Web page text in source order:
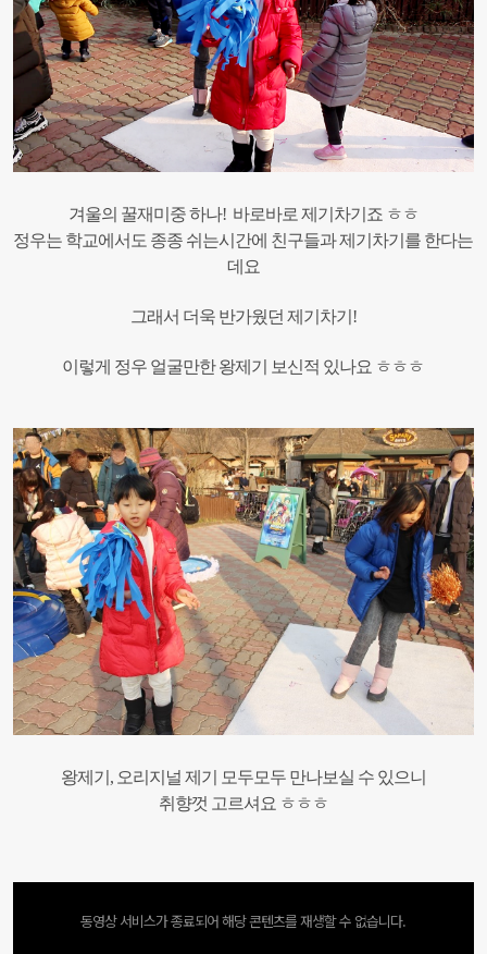
겨울의 꿀재미중 하나! 바로바로 제기차기죠 ㅎㅎ
정우는 학교에서도 종종 쉬는시간에 친구들과 제기차기를 한다는
데요
그래서 더욱 반가웠던 제기차기!
이렇게 정우 얼굴만한 왕제기 보신적 있나요 ㅎㅎㅎ
왕제기, 오리지널 제기 모두모두 만나보실 수 있으니
취향껏 고르셔요 ㅎㅎㅎ
동영상 서비스가 종료되어 해당 콘텐츠를 재생할 수 없습니다.